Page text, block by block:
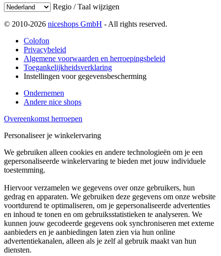
Regio / Taal wijzigen
© 2010-2026 niceshops GmbH - All rights reserved.
Colofon
Privacybeleid
Algemene voorwaarden en herroepingsbeleid
Toegankelijkheidsverklaring
Instellingen voor gegevensbescherming
Ondernemen
Andere nice shops
Overeenkomst herroepen
Personaliseer je winkelervaring
We gebruiken alleen cookies en andere technologieën om je een
gepersonaliseerde winkelervaring te bieden met jouw individuele
toestemming.
Hiervoor verzamelen we gegevens over onze gebruikers, hun
gedrag en apparaten. We gebruiken deze gegevens om onze website
voortdurend te optimaliseren, om je gepersonaliseerde advertenties
en inhoud te tonen en om gebruiksstatistieken te analyseren. We
kunnen jouw gecodeerde gegevens ook synchroniseren met externe
aanbieders en je aanbiedingen laten zien via hun online
advertentiekanalen, alleen als je zelf al gebruik maakt van hun
diensten.